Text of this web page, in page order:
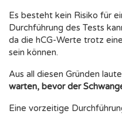
Es besteht kein Risiko für
Durchführung des Tests
da die hCG-Werte trotz
sein können.
Aus all diesen Gründen
warten, bevor der
Eine vorzeitige